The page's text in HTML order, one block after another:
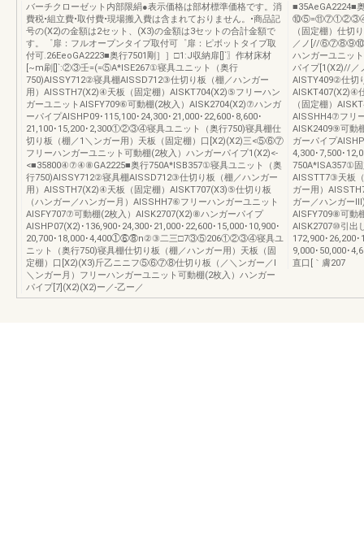
バーチクローゼット内部限絹●表示価格は部材標準価格です。消
費税•組立費•取付費•現場搬入費は含まれておりません。•商品記
号の(X2)の金額は2セット、(X3)の金額は3セットの合計金額で
す。゜扉：フルオープンタイプ取付可゜扉：ピボットタイプ取
付可.26EeoGA2223■奥行7501剛］］□1:J収納扉[]`〗作材床材
[~m刷[]`:②③壬=(=⑤A*ISE267①寝具ユニット（奥行
750)AISSY712②寝具棚AISSD712③仕切り板（棚／ハンガー
用）AISSTH7(X2)④天板（固定棚）AISKT704(X2)⑤フリーハン
ガーユニットAISFY709⑥可動棚(2枚入）AISK2704(X2)⑦ハンガ
ーパイプAISHP09･115,100･24,300･21,000･22,600･8,600･
21,100･15,200･2,300①②③④寝具ユニット（奥行750)寝具棚仕
切り板（棚／1＼ンガー用）天板（固定棚）口[X2)(X2)三<⑤⑥⑦
フリーハンガーユニット可動棚(2枚入）ハンガーパイプ1(X2)<-
<■35800④⑦④⑧GA2225■奥行750A*ISB357①寝具ユニット（奥
行750)AISSY712②寝具棚AISSD712③仕切り板（棚／ハンガー
用）AISSTH7(X2)④天板（固定棚）AISKT707(X3)⑤仕切り板
（ハンガー／ハンガー月）AISSHH7⑥フリーハンガーユニット
AISFY707⑦可動棚(2枚入）AISK2707(X2)⑧ハンガーパイプ
AISHP07(X2)･136,900･24,300･21,000･22,600･15,000･10,900･
20,700･18,000･4,400①⑥⑧n②③二三□7③⑤206①②③④寝具ユ
ニット（奥行750)寝具棚仕切り板（棚／ハンガー用）天板（固
定棚）口[X2)(X3)斤乙ニニフ⑤⑥⑦⑧仕切り板（／＼ンガー／I
＼ンガー月）フリーハンガーユニット可動棚(2枚入）ハンガー
パイプ[7](X2)(X2)ー／-乙ー／
⑩⑤=⑪⑦①②③④⑤固
（固定棚）仕切
／ノ[//⑥⑦⑧⑨⑩⑪
ハンガーユニッ
パイプ[1(X2)//／
AISTY409②仕切
AISKT407(X2)④
（固定棚）
AISSHH4⑦フリ
AISK2409⑨可動
ガーパイプ
4,300･7,500･
750A*ISA357①
AISSTT7③天板
ガー用）
ガー／ハンガー
AISFY709⑧可動
AISK2707⑩引出
172,900･26,200
9,000･50,000･
直口[｀膚207